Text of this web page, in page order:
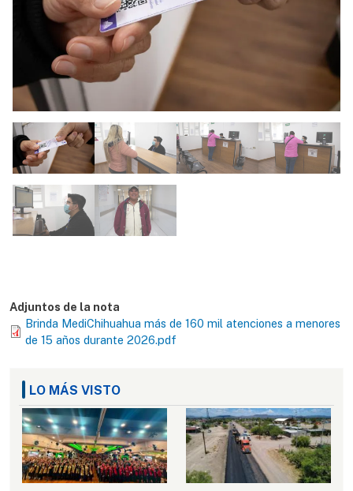
Adjuntos de la nota
Brinda MediChihuahua más de 160 mil atenciones a menores
de 15 años durante 2026.pdf
LO MÁS VISTO